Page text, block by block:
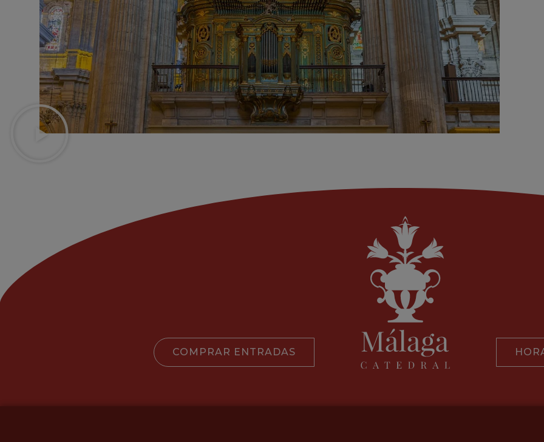
COMPRAR ENTRADAS